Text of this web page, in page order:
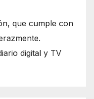
que cumple con
digital y TV